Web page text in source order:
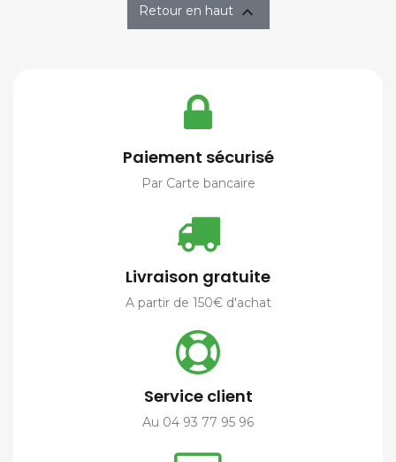
Retour en haut 
Paiement sécurisé
Par Carte bancaire
Livraison gratuite
A partir de 150€ d'achat
Service client
Au 04 93 77 95 96